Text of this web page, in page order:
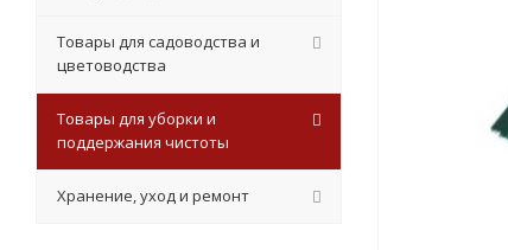
Товары для садоводства и
цветоводства
Товары для уборки и
поддержания чистоты
Хранение, уход и ремонт